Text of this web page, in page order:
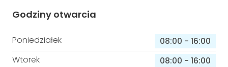
Godziny otwarcia
Poniedziałek 08:00 - 16:00
Wtorek
08:00 - 16:00